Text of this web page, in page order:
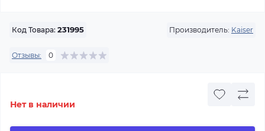
Код Товара: 231995 Производитель: Kaiser
Отзывы: 0
Нет в наличии